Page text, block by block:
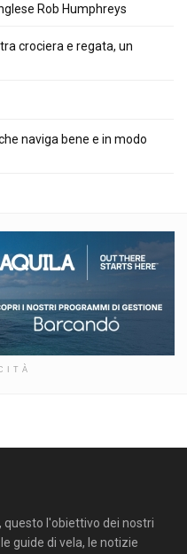
Rob Humphreys
crociera e regata, un
naviga bene e in modo
questo l'obiettivo dei nostri
guide di vela, le notizie